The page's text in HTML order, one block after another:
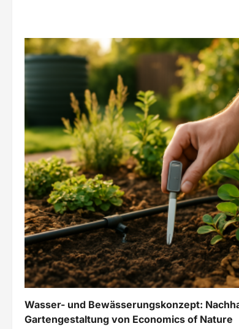
Economics
of
Nature
Wasser- und Bewässerungskonzept:
Gartengestaltung von Economics of Nature